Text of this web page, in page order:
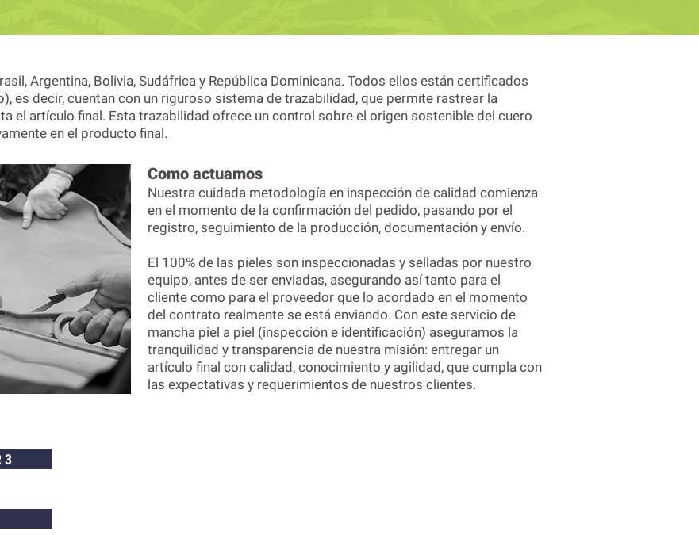
Argentina, Bolivia, Sudáfrica y República Dominicana. Todos ellos están certificados
es decir, cuentan con un riguroso sistema de trazabilidad, que permite rastrear la
el artículo final. Esta trazabilidad ofrece un control sobre el origen sostenible del cuero
en el producto final.
Como actuamos
Nuestra cuidada metodología en inspección de calidad comienza
en el momento de la confirmación del pedido, pasando por el
registro, seguimiento de la producción, documentación y envío.
El 100% de las pieles son inspeccionadas y selladas por nuestro
equipo, antes de ser enviadas, asegurando así tanto para el
cliente como para el proveedor que lo acordado en el momento
del contrato realmente se está enviando. Con este servicio de
mancha piel a piel (inspección e identificación) aseguramos la
tranquilidad y transparencia de nuestra misión: entregar un
artículo final con calidad, conocimiento y agilidad, que cumpla con
las expectativas y requerimientos de nuestros clientes.
3